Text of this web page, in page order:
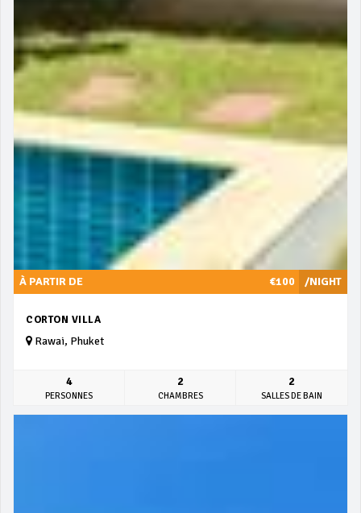
/NIGHT
À PARTIR DE €100
CORTON VILLA
Rawai, Phuket
4
PERSONNES
2
CHAMBRES
2
SALLES DE BAIN